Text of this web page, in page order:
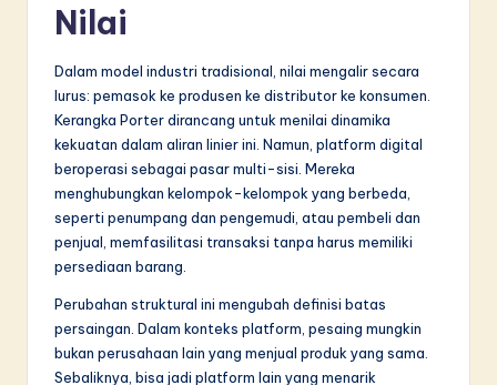
o
ti
o
Nilai
Dalam model industri tradisional, nilai mengalir secara
lurus: pemasok ke produsen ke distributor ke konsumen.
Kerangka Porter dirancang untuk menilai dinamika
kekuatan dalam aliran linier ini. Namun, platform digital
beroperasi sebagai pasar multi-sisi. Mereka
menghubungkan kelompok-kelompok yang berbeda,
seperti penumpang dan pengemudi, atau pembeli dan
penjual, memfasilitasi transaksi tanpa harus memiliki
persediaan barang.
Perubahan struktural ini mengubah definisi batas
persaingan. Dalam konteks platform, pesaing mungkin
bukan perusahaan lain yang menjual produk yang sama.
Sebaliknya, bisa jadi platform lain yang menarik